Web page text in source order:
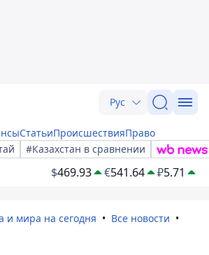
Рус
СтатьиПроисшествияПраво
#Казахстан в сравнении
$469.93 €541.64 ₽5.71
и мира на сегодня
Все новости